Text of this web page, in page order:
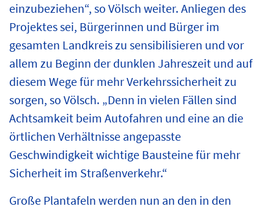
einzubeziehen“, so Völsch weiter. Anliegen des
Projektes sei, Bürgerinnen und Bürger im
gesamten Landkreis zu sensibilisieren und vor
allem zu Beginn der dunklen Jahreszeit und auf
diesem Wege für mehr Verkehrssicherheit zu
sorgen, so Völsch. „Denn in vielen Fällen sind
Achtsamkeit beim Autofahren und eine an die
örtlichen Verhältnisse angepasste
Geschwindigkeit wichtige Bausteine für mehr
Sicherheit im Straßenverkehr.“
Große Plantafeln werden nun an den in den